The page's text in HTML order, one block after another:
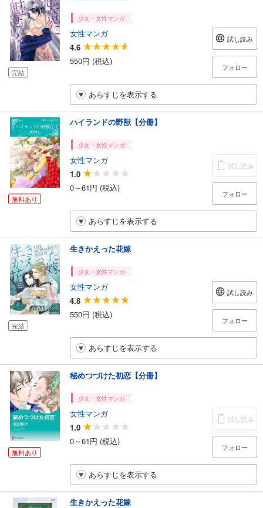
完結
少女・女性マンガ
女性マンガ
4.6
550円 (税込)
試し読み
フォロー
あらすじを表示する
無料あり
ハイランドの野獣【分冊】
少女・女性マンガ
女性マンガ
1.0
0～61円 (税込)
試し読み
フォロー
あらすじを表示する
完結
生きかえった花嫁
少女・女性マンガ
女性マンガ
4.8
550円 (税込)
試し読み
フォロー
あらすじを表示する
無料あり
秘めつづけた初恋【分冊】
少女・女性マンガ
女性マンガ
1.0
0～61円 (税込)
試し読み
フォロー
あらすじを表示する
生きかえった花嫁